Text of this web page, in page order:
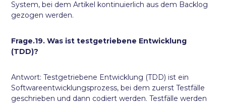
System, bei dem Artikel kontinuierlich aus dem Backlog
gezogen werden.
Frage.19. Was ist testgetriebene Entwicklung
(TDD)?
Antwort: Testgetriebene Entwicklung (TDD) ist ein
Softwareentwicklungsprozess, bei dem zuerst Testfälle
geschrieben und dann codiert werden. Testfälle werden